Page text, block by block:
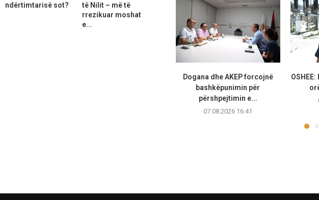
Dogana dhe AKEP forcojnë
bashkëpunimin për
përshpejtimin e...
07.08.2026 16:41
ndërtimtarisë sot?
të Nilit – më të
rrezikuar moshat
e...